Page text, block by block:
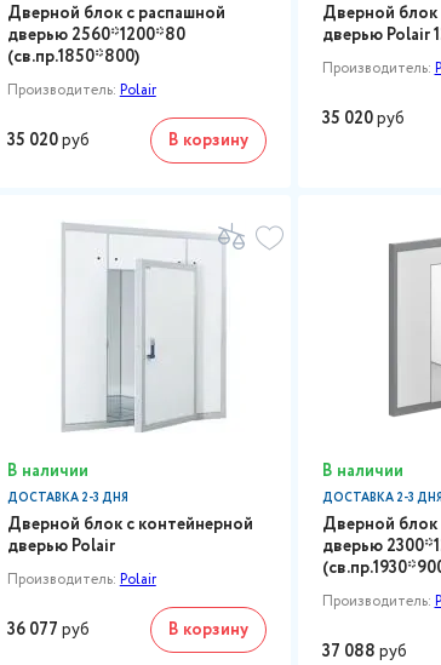
Дверной блок с распашной
дверью 2560*1200*80
(св.пр.1850*800)
Производитель: Polair
35 020руб В корзину
Дверной блок
дверью Polair
Производитель:
35 020руб
В наличии
ДОСТАВКА 2-3 ДНЯ
Дверной блок с контейнерной
дверью Polair
Производитель: Polair
36 077 руб В корзину
В наличии
ДОСТАВКА 2-3 ДНЯ
Дверной блок
дверью
Производитель:
37 088 руб